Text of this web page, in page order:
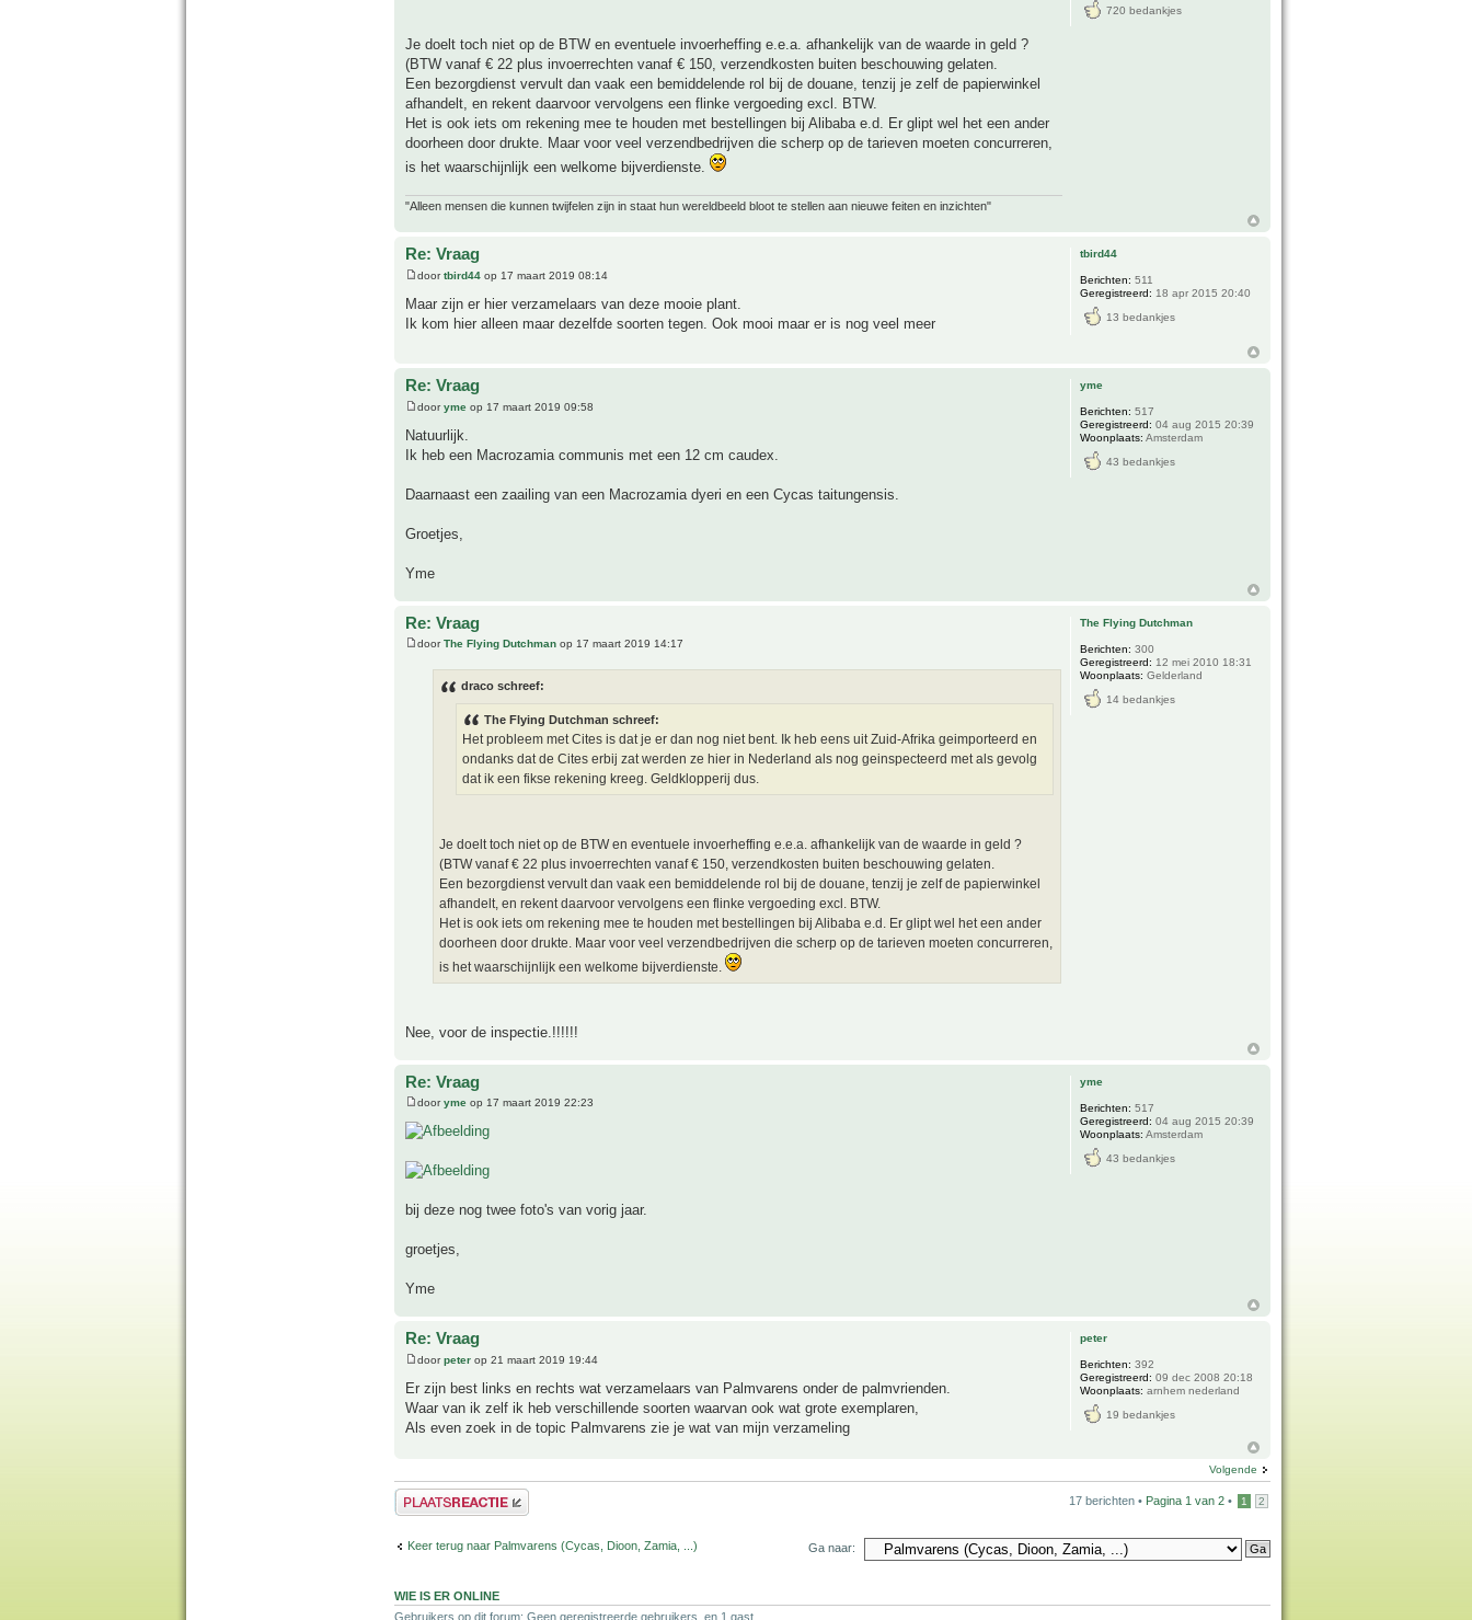
Je doelt toch niet op de BTW en eventuele invoerheffing e.e.a. afhankelijk van de waarde in geld ?
(BTW vanaf € 22 plus invoerrechten vanaf € 150, verzendkosten buiten beschouwing gelaten.
Een bezorgdienst vervult dan vaak een bemiddelende rol bij de douane, tenzij je zelf de papierwinkel
afhandelt, en rekent daarvoor vervolgens een flinke vergoeding excl. BTW.
Het is ook iets om rekening mee te houden met bestellingen bij Alibaba e.d. Er glipt wel het een ander
doorheen door drukte. Maar voor veel verzendbedrijven die scherp op de tarieven moeten concurreren,
is het waarschijnlijk een welkome bijverdienste.
"Alleen mensen die kunnen twijfelen zijn in staat hun wereldbeeld bloot te stellen aan nieuwe feiten en inzichten"
720 bedankjes
Re: Vraag
doortbird44 op 17 maart 2019 08:14
Maar zijn er hier verzamelaars van deze mooie plant.
Ik kom hier alleen maar dezelfde soorten tegen. Ook mooi maar er is nog veel meer
tbird44
Berichten: 511
Geregistreerd: 18 apr 2015 20:40
13 bedankjes
Re: Vraag
dooryme op 17 maart 2019 09:58
Natuurlijk.
Ik heb een Macrozamia communis met een 12 cm caudex.
Daarnaast een zaailing van een Macrozamia dyeri en een Cycas taitungensis.
Groetjes,
Yme
yme
Berichten: 517
Geregistreerd: 04 aug 2015 20:39
Woonplaats: Amsterdam
43 bedankjes
Re: Vraag
doorThe Flying Dutchman op 17 maart 2019 14:17
draco schreef:
The Flying Dutchman schreef:
Het probleem met Cites is dat je er dan nog niet bent. Ik heb eens uit Zuid-Afrika geimporteerd en
ondanks dat de Cites erbij zat werden ze hier in Nederland als nog geinspecteerd met als gevolg
dat ik een fikse rekening kreeg. Geldklopperij dus.
Je doelt toch niet op de BTW en eventuele invoerheffing e.e.a. afhankelijk van de waarde in geld ?
(BTW vanaf € 22 plus invoerrechten vanaf € 150, verzendkosten buiten beschouwing gelaten.
Een bezorgdienst vervult dan vaak een bemiddelende rol bij de douane, tenzij je zelf de papierwinkel
afhandelt, en rekent daarvoor vervolgens een flinke vergoeding excl. BTW.
Het is ook iets om rekening mee te houden met bestellingen bij Alibaba e.d. Er glipt wel het een ander
doorheen door drukte. Maar voor veel verzendbedrijven die scherp op de tarieven moeten concurreren,
is het waarschijnlijk een welkome bijverdienste.
Nee, voor de inspectie.!!!!!!
The Flying Dutchman
Berichten: 300
Geregistreerd: 12 mei 2010 18:31
Woonplaats: Gelderland
14 bedankjes
Re: Vraag
dooryme op 17 maart 2019 22:23
bij deze nog twee foto's van vorig jaar.
groetjes,
Yme
yme
Berichten: 517
Geregistreerd: 04 aug 2015 20:39
Woonplaats: Amsterdam
43 bedankjes
Re: Vraag
doorpeter op 21 maart 2019 19:44
Er zijn best links en rechts wat verzamelaars van Palmvarens onder de palmvrienden.
Waar van ik zelf ik heb verschillende soorten waarvan ook wat grote exemplaren,
Als even zoek in de topic Palmvarens zie je wat van mijn verzameling
peter
Berichten: 392
Geregistreerd: 09 dec 2008 20:18
Woonplaats: arnhem nederland
19 bedankjes
Volgende
Plaats een reactie 17 berichten • Pagina 1 van 2 • 1 2
Keer terug naar Palmvarens (Cycas, Dioon, Zamia, ...) Ga naar:
WIE IS ER ONLINE
Gebruikers op dit forum: Geen geregistreerde gebruikers. en 1 gast